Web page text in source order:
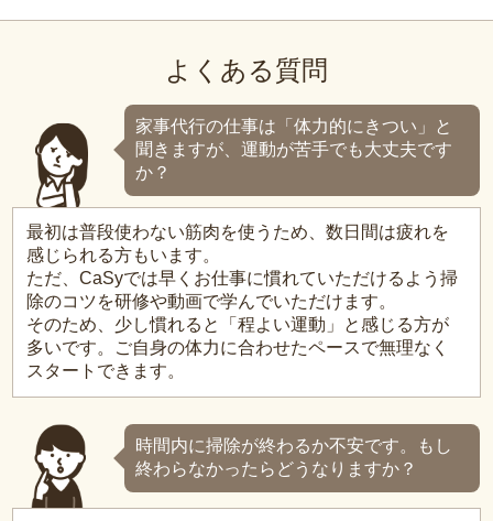
よくある質問
家事代行の仕事は「体力的にきつい」と
聞きますが、運動が苦手でも大丈夫です
か？
最初は普段使わない筋肉を使うため、数日間は疲れを
感じられる方もいます。
ただ、CaSyでは早くお仕事に慣れていただけるよう掃
除のコツを研修や動画で学んでいただけます。
そのため、少し慣れると「程よい運動」と感じる方が
多いです。ご自身の体力に合わせたペースで無理なく
スタートできます。
時間内に掃除が終わるか不安です。もし
終わらなかったらどうなりますか？